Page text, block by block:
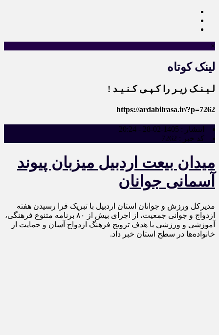
×
لینک کوتاه
لـیـنـک زیـر را کـپـی کـنـیـد !
https://ardabilrasa.ir/?p=7262
انتشار : 1405-02-28 - 20:24
کد خبر : 7262
میدان بیعت اردبیل میزبان پیوند
آسمانی جوانان
مدیرکل ورزش و جوانان استان اردبیل با تبریک فرا رسیدن هفته
ازدواج و جوانی جمعیت، از اجرای بیش از ۸۰ برنامه متنوع فرهنگی،
آموزشی و ورزشی با هدف ترویج فرهنگ ازدواج آسان و حمایت از
خانواده‌ها در سطح استان خبر داد.